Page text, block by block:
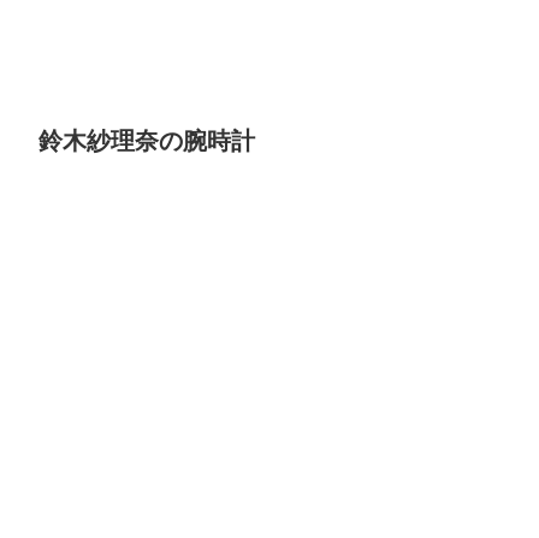
鈴木紗理奈の腕時計